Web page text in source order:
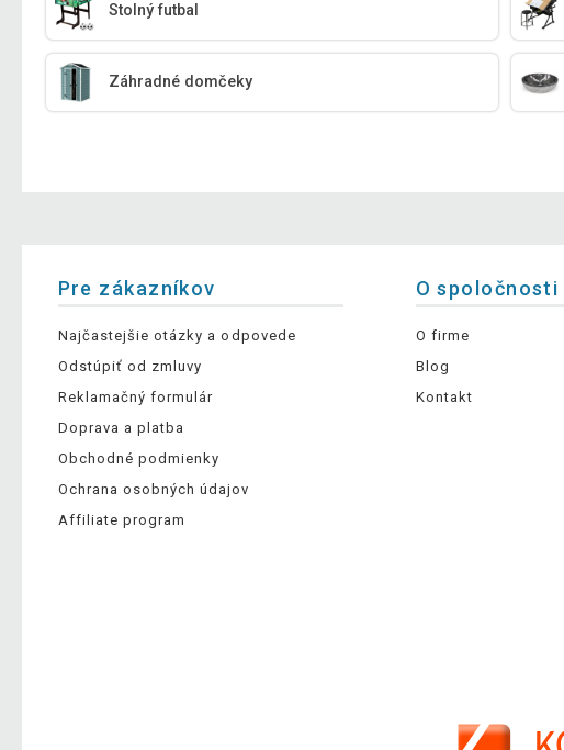
Stolný futbal
Záhradné domčeky
Pre zákazníkov
Najčastejšie otázky a odpovede
Odstúpiť od zmluvy
Reklamačný formulár
Doprava a platba
Obchodné podmienky
Ochrana osobných údajov
Affiliate program
O spoločnosti
O firme
Blog
Kontakt